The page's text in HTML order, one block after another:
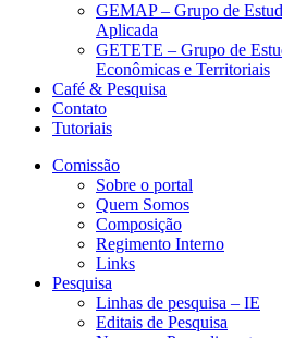
GEMAP – Grupo de
Aplicada
GETETE – Grupo de
Econômicas e Territoriais
Café & Pesquisa
Contato
Tutoriais
Comissão
Sobre o portal
Quem Somos
Composição
Regimento Interno
Links
Pesquisa
Linhas de pesquisa – IE
Editais de Pesquisa